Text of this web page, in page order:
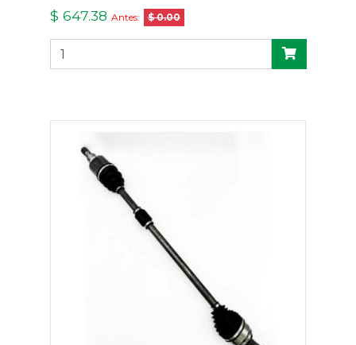
$ 647.38 Antes: $ 0.00